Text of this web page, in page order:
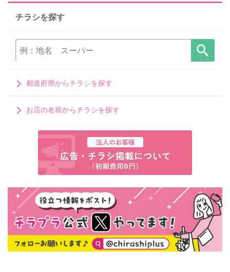
チラシを探す
都道府県からチラシを探す
お店の名前からチラシを探す